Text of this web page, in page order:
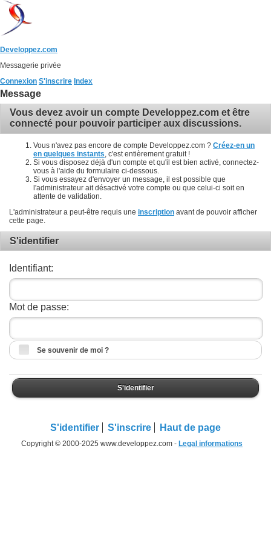
Developpez.com
Messagerie privée
Connexion S'inscrire Index
Message
Vous devez avoir un compte Developpez.com et être
connecté pour pouvoir participer aux discussions.
Vous n'avez pas encore de compte Developpez.com ? Créez-en un
en quelques instants , c'est entièrement gratuit !
Si vous disposez déjà d'un compte et qu'il est bien activé, connectez-
vous à l'aide du formulaire ci-dessous.
Si vous essayez d'envoyer un message, il est possible que
l'administrateur ait désactivé votre compte ou que celui-ci soit en
attente de validation.
L'administrateur a peut-être requis une inscription avant de pouvoir afficher
cette page.
S'identifier
Identifiant:
Mot de passe:
Se souvenir de moi ?
S'identifier
S'identifier S'inscrire Haut de page
Copyright © 2000-2025 www.developpez.com - Legal informations